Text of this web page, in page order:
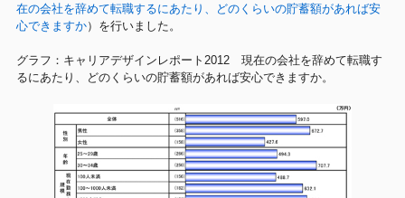
在の会社を辞めて転職するにあたり、どのくらいの貯蓄額があれば安
心できますか）を行いました。
グラフ：キャリアデザインレポート2012 現在の会社を辞めて転職す
るにあたり、どのくらいの貯蓄額があれば安心できますか。